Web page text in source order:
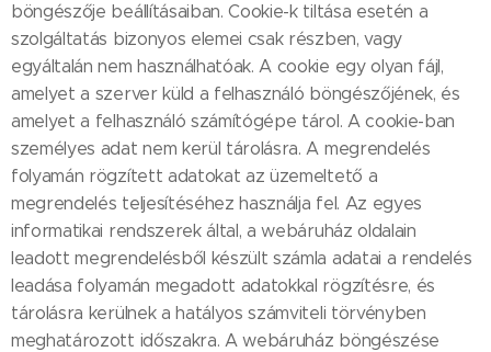
böngészője beállításaiban. Cookie-k tiltása esetén a
szolgáltatás bizonyos elemei csak részben, vagy
egyáltalán nem használhatóak. A cookie egy olyan fájl,
amelyet a szerver küld a felhasználó böngészőjének, és
amelyet a felhasználó számítógépe tárol. A cookie-ban
személyes adat nem kerül tárolásra. A megrendelés
folyamán rögzített adatokat az üzemeltető a
megrendelés teljesítéséhez használja fel. Az egyes
informatikai rendszerek által, a webáruház oldalain
leadott megrendelésből készült számla adatai a rendelés
leadása folyamán megadott adatokkal rögzítésre, és
tárolásra kerülnek a hatályos számviteli törvényben
meghatározott időszakra. A webáruház böngészése